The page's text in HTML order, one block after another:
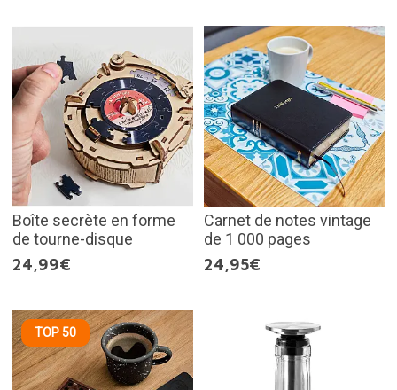
Boîte secrète en forme
de tourne-disque
24,99€
Carnet de notes vintage
de 1 000 pages
24,95€
TOP 50